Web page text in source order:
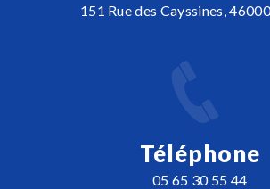
151 Rue des Cayssines,
Téléphone
05 65 30 55 44